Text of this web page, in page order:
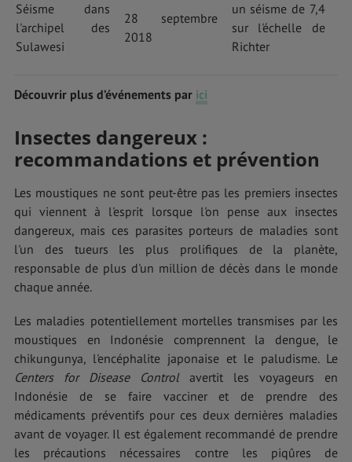
Séisme dans
l'archipel des
Sulawesi
28 septembre
2018
un séisme de 7,4
sur l'échelle de
Richter
Découvrir plus d’événements par ici
Insectes dangereux :
recommandations et prévention
Les moustiques ne sont peut-être pas les premiers insectes
qui viennent à l'esprit lorsque l'on pense aux insectes
dangereux, mais ces parasites porteurs de maladies sont
l'un des tueurs les plus prolifiques de la planète,
responsable de plus d'un million de décès dans le monde
chaque année.
Les maladies potentiellement mortelles transmises par les
moustiques en Indonésie comprennent la dengue, le
chikungunya, l'encéphalite japonaise et le paludisme. Le
Centers for Disease Controlavertit les voyageurs en
Indonésie de se faire vacciner et de prendre des
médicaments préventifs pour ces deux dernières maladies
avant de voyager. Il est également recommandé de prendre
les précautions nécessaires contre les piqûres de